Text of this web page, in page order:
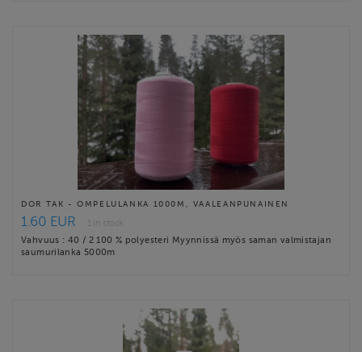
DOR TAK - OMPELULANKA 1000M, VAALEANPUNAINEN
1.60 EUR
1 in stock
Vahvuus : 40 / 2 100 % polyesteri Myynnissä myös saman valmistajan
saumurilanka 5000m